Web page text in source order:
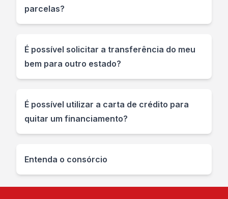
parcelas?
É possível solicitar a transferência do meu
bem para outro estado?
É possível utilizar a carta de crédito para
quitar um financiamento?
Entenda o consórcio